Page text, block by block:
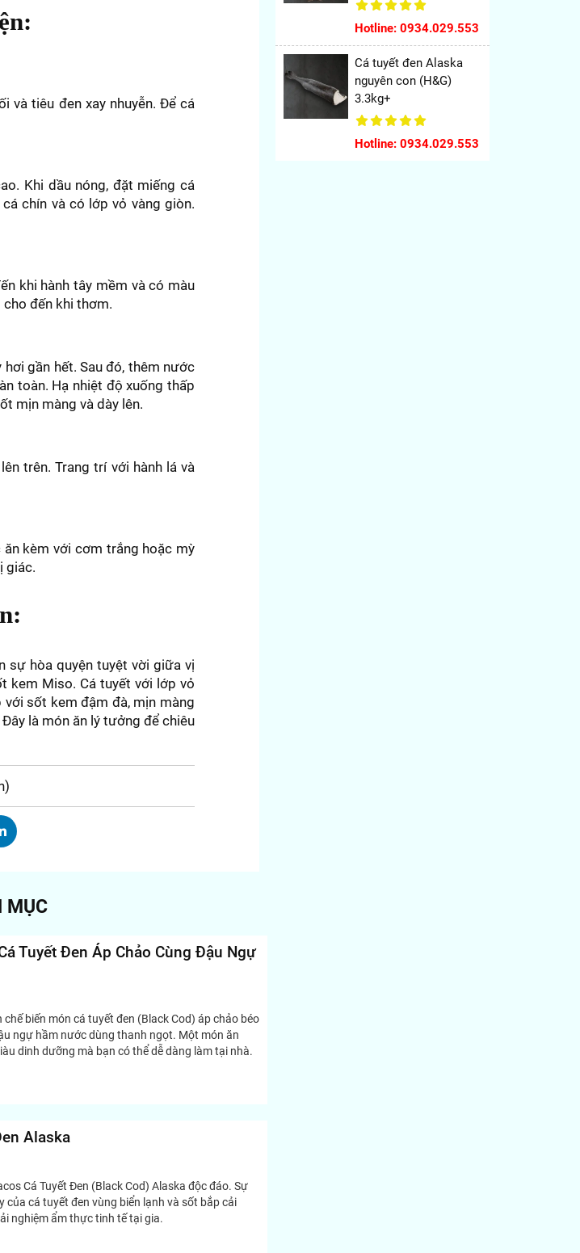
và tiêu đen xay nhuyễn. Để cá
Khi dầu nóng, đặt miếng cá
chín và có lớp vỏ vàng giòn.
khi hành tây mềm và có màu
đến khi thơm.
gần hết. Sau đó, thêm nước
toàn. Hạ nhiệt độ xuống thấp
mịn màng và dày lên.
trên. Trang trí với hành lá và
kèm với cơm trắng hoặc mỳ
giác.
sự hòa quyện tuyệt vời giữa vị
kem Miso. Cá tuyết với lớp vỏ
sốt kem đậm đà, mịn màng
là món ăn lý tưởng để chiêu
)
Hotline: 0934.029.553
Cá tuyết đen Alaska
nguyên con (H&G)
3.3kg+
Hotline: 0934.029.553
MỤC
Tuyết Đen Áp Chảo Cùng Đậu Ngự
biến món cá tuyết đen (Black Cod) áp chảo béo
ngự hầm nước dùng thanh ngọt. Một món ăn
dinh dưỡng mà bạn có thể dễ dàng làm tại nhà.
Alaska
Cá Tuyết Đen (Black Cod) Alaska độc đáo. Sự
của cá tuyết đen vùng biển lạnh và sốt bắp cải
nghiệm ẩm thực tinh tế tại gia.